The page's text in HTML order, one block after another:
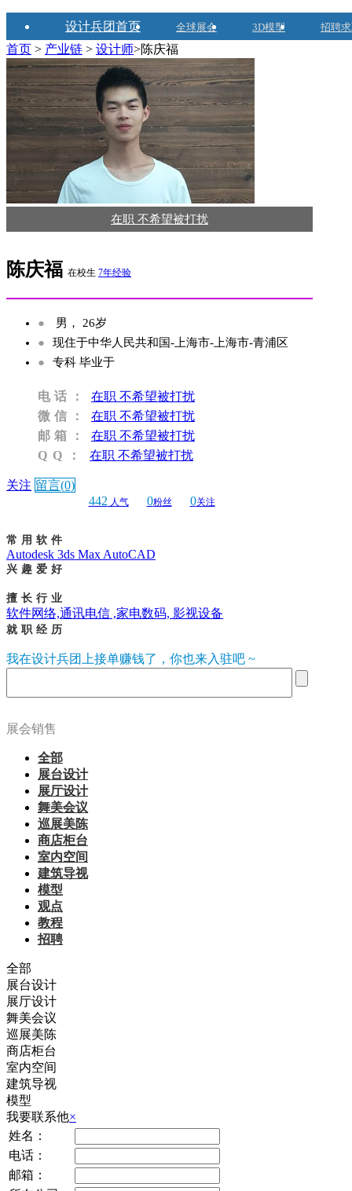
设计兵团首页 全球展会 3D模型 招聘
首页 > 产业链 > 设计师>陈庆福
在职 不希望被打扰
陈庆福 在校生 7年经验
●
男， 26岁
●
现住于中华人民共和国-上海市-上海市-青浦区
●
专科 毕业于
电话：
在职 不希望被打扰
微信：
在职 不希望被打扰
邮箱：
在职 不希望被打扰
QQ：
在职 不希望被打扰
关注 留言(0)
442人气 0粉丝 0关注
常用软件
Autodesk 3ds Max AutoCAD
兴趣爱好
擅长行业
软件网络,通讯电信 ,家电数码, 影视设备
就职经历
我在设计兵团上接单赚钱了，你也来入驻吧 ~
展会销售
全部
展台设计
展厅设计
舞美会议
巡展美陈
商店柜台
室内空间
建筑导视
模型
观点
教程
招聘
全部
展台设计
展厅设计
舞美会议
巡展美陈
商店柜台
室内空间
建筑导视
模型
我要联系他×
姓名：
电话：
邮箱：